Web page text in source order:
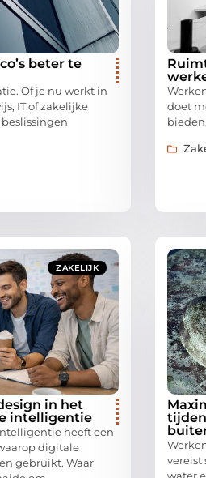
beter te
Of je nu werkt in
IT of zakelijke
doet
ZAKELIJK
in het
intelligentie
heeft een
digitale
gebruikt. Waar
vereist